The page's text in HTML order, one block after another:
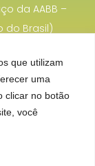
que utilizam
uma
clicar no botão
você
da AABB –
do Brasil)
por